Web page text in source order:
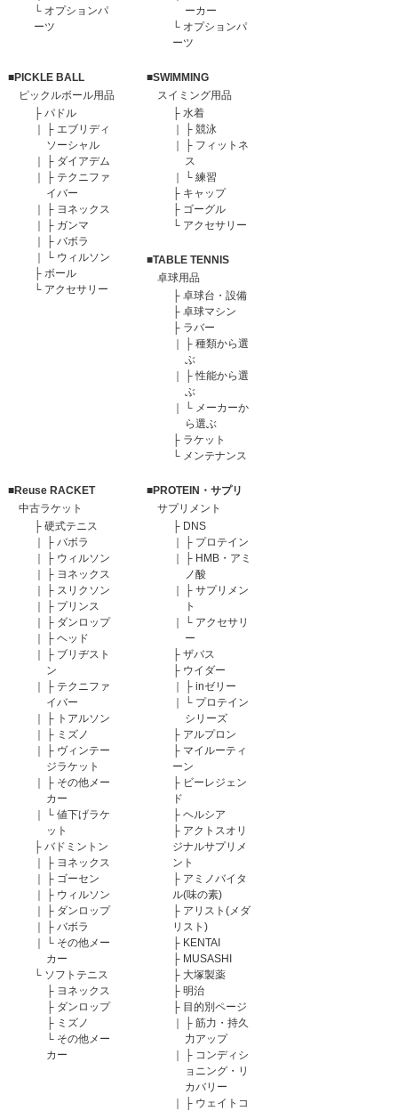
└ オプションパ
ーツ
ーカー
└ オプションパ
ーツ
■PICKLE BALL
ピックルボール用品
├ パドル
｜
├ エブリディ
ソーシャル
｜
├ ダイアデム
｜
├ テクニファ
イバー
｜
├ ヨネックス
｜
├ ガンマ
｜
├ バボラ
｜
└ ウィルソン
├ ボール
└ アクセサリー
■SWIMMING
スイミング用品
├ 水着
｜
├ 競泳
｜
├ フィットネ
ス
｜
└ 練習
├ キャップ
├ ゴーグル
└ アクセサリー
■TABLE TENNIS
卓球用品
├ 卓球台・設備
├ 卓球マシン
├ ラバー
｜
├ 種類から選
ぶ
｜
├性能から選
ぶ
｜
└ メーカーか
ら選ぶ
├ ラケット
└ メンテナンス
■Reuse RACKET
中古ラケット
├ 硬式テニス
｜
├ バボラ
｜
├ ウィルソン
｜
├ ヨネックス
｜
├ スリクソン
｜
├ プリンス
｜
├ ダンロップ
｜
├ ヘッド
｜
├ ブリヂスト
ン
｜
├ テクニファ
イバー
｜
├ トアルソン
｜
├ ミズノ
｜
├ ヴィンテー
ジラケット
｜
├ その他メー
カー
｜
└ 値下げラケ
ット
├ バドミントン
｜
├ ヨネックス
｜
├ ゴーセン
｜
├ ウィルソン
｜
├ ダンロップ
｜
├ バボラ
｜
└ その他メー
カー
└ ソフトテニス
├ ヨネックス
├ ダンロップ
├ ミズノ
└ その他メー
カー
■PROTEIN・サプリ
サプリメント
├ DNS
｜
├ プロテイン
｜
├ HMB・アミ
ノ酸
｜
├ サプリメン
ト
｜
└ アクセサリ
ー
├ ザバス
├ ウイダー
｜
├ inゼリー
｜
└ プロテイン
シリーズ
├ アルプロン
├ マイルーティ
ーン
├ ビーレジェン
ド
├ ヘルシア
├ アクトスオリ
ジナルサプリメ
ント
├ アミノバイタ
ル(味の素)
├ アリスト(メダ
リスト)
├ KENTAI
├ MUSASHI
├ 大塚製薬
├ 明治
├ 目的別ページ
｜
├ 筋力・持久
力アップ
｜
├ コンディシ
ョニング・リ
カバリー
｜
├ ウェイトコ